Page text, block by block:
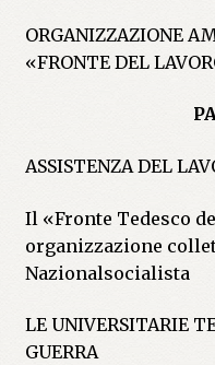
ORGANIZZAZIONE
«FRONTE DEL
ASSISTENZA DEL
Il «Fronte Tedesco
organizzazione
LE UNIVERSITARIE